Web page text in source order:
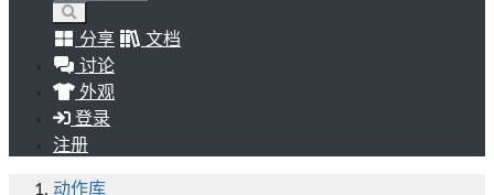
分享
文档
讨论
外观
登录
注册
动作库